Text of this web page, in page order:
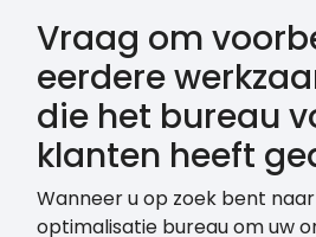
Vraag om
eerdere
die het bureau
klanten heeft
Wanneer u op zoek bent naar
optimalisatie bureau om uw